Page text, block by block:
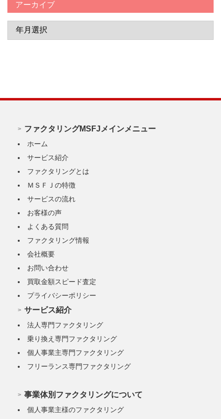
アーカイブ
ファクタリングMSFJメインメニュー
ホーム
サービス紹介
ファクタリングとは
ＭＳＦＪの特徴
サービスの流れ
お客様の声
よくある質問
ファクタリング情報
会社概要
お問い合わせ
買取金額スピード査定
プライバシーポリシー
サービス紹介
法人専門ファクタリング
乗り換え専門ファクタリング
個人事業主専門ファクタリング
フリーランス専門ファクタリング
事業体別ファクタリングについて
個人事業主様のファクタリング